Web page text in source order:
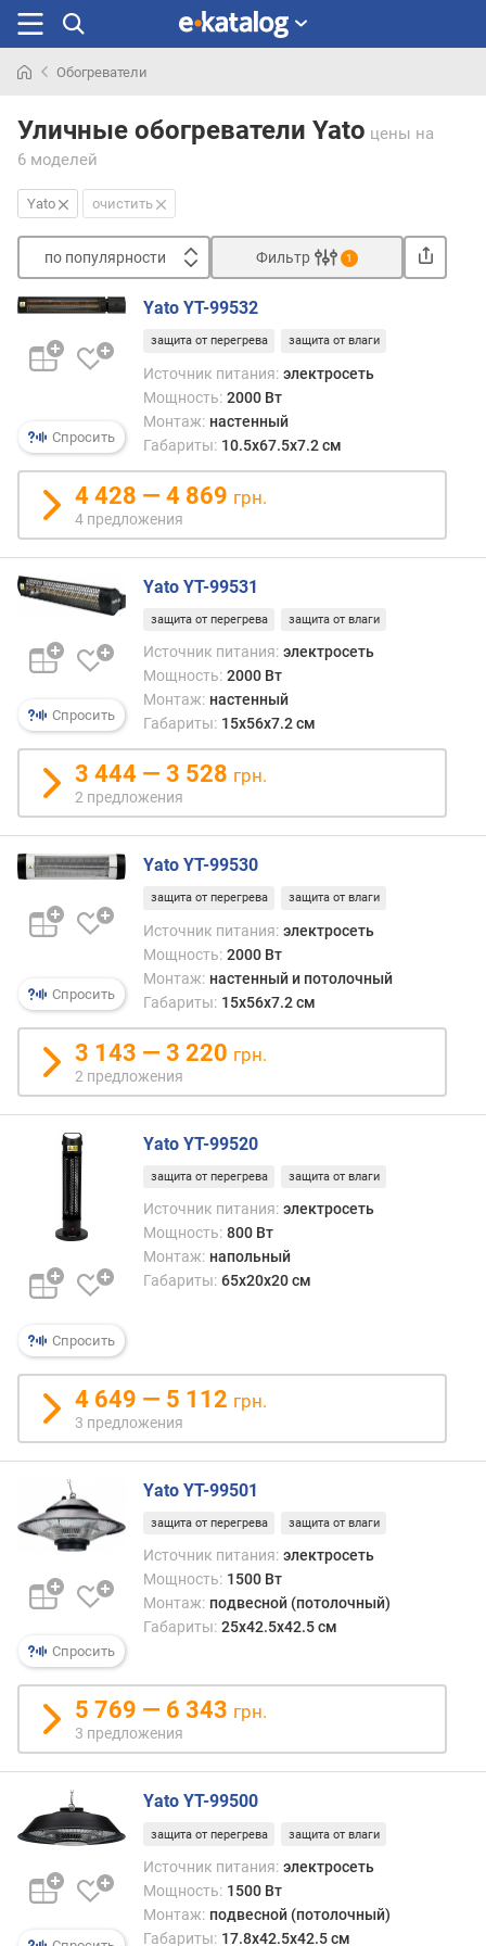
раньше
Обогреватели
Уличные обогреватели Yato цены на
6 моделей
Yato очистить
по популярности
о
п
у
л
р
т
о
д
е
ш
е
в
ы
к
о
р
и
м
о
т
д
и
к
д
ш
е
в
ы
м
о
о
т
з
ы
а
м
п
о
д
а
е
д
о
б
в
Фильтр 1
Спросить
Yato YT-99532
защита от перегрева защита от влаги
Источник питания: электросеть
Мощность: 2000 Вт
Монтаж: настенный
Габариты: 10.5x67.5x7.2 см
4 428 — 4 869 грн.
4 предложения
Спросить
Yato YT-99531
защита от перегрева защита от влаги
Источник питания: электросеть
Мощность: 2000 Вт
Монтаж: настенный
Габариты: 15x56x7.2 см
3 444 — 3 528 грн.
2 предложения
Спросить
Yato YT-99530
защита от перегрева защита от влаги
Источник питания: электросеть
Мощность: 2000 Вт
Монтаж: настенный и потолочный
Габариты: 15x56x7.2 см
3 143 — 3 220 грн.
2 предложения
Спросить
Yato YT-99520
защита от перегрева защита от влаги
Источник питания: электросеть
Мощность: 800 Вт
Монтаж: напольный
Габариты: 65x20x20 см
4 649 — 5 112 грн.
3 предложения
Спросить
Yato YT-99501
защита от перегрева защита от влаги
Источник питания: электросеть
Мощность: 1500 Вт
Монтаж: подвесной (потолочный)
Габариты: 25x42.5x42.5 см
5 769 — 6 343 грн.
3 предложения
Yato YT-99500
защита от перегрева защита от влаги
Источник питания: электросеть
Мощность: 1500 Вт
Монтаж: подвесной (потолочный)
Габариты: 17.8x42.5x42.5 см